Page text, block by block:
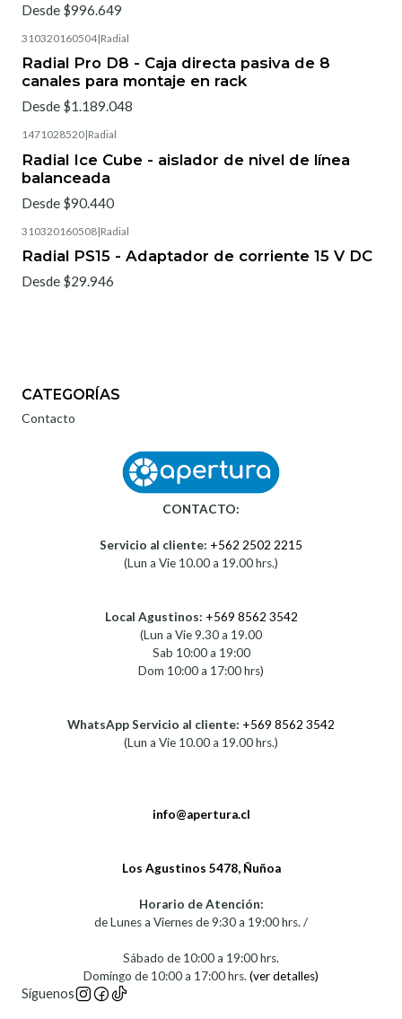
Desde $996.649
310320160504|Radial
Radial Pro D8 - Caja directa pasiva de 8
canales para montaje en rack
Desde $1.189.048
1471028520|Radial
Radial Ice Cube - aislador de nivel de línea
balanceada
Desde $90.440
310320160508|Radial
Radial PS15 - Adaptador de corriente 15 V DC
Desde $29.946
CATEGORÍAS
Contacto
CONTACTO:
Servicio al cliente: +562 2502 2215
(Lun a Vie 10.00 a 19.00 hrs.)
Local Agustinos: +569 8562 3542
(Lun a Vie 9.30 a 19.00
Sab 10:00 a 19:00
Dom 10:00 a 17:00 hrs)
WhatsApp Servicio al cliente: +569 8562 3542
(Lun a Vie 10.00 a 19.00 hrs.)
info@apertura.cl
Los Agustinos 5478, Ñuñoa
Horario de Atención:
de Lunes a Viernes de 9:30 a 19:00 hrs. /
Sábado de 10:00 a 19:00 hrs.
Domingo de 10:00 a 17:00 hrs.(ver detalles)
Síguenos